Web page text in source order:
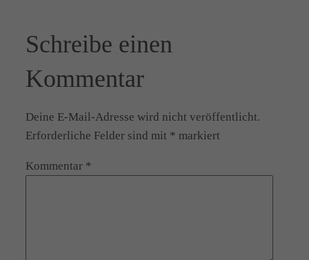
Schreibe einen
Kommentar
Deine E-Mail-Adresse wird nicht veröffentlicht.
Erforderliche Felder sind mit * markiert
Kommentar *